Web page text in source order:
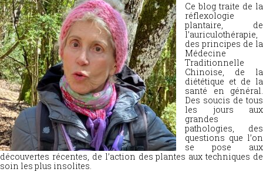
Ce blog traite de la
réflexologie
plantaire, de
l’auriculothérapie,
des principes de la
Médecine
Traditionnelle
Chinoise, de la
diététique et de la
santé en général.
Des soucis de tous
les jours aux
grandes
pathologies, des
questions que l’on
se pose aux
découvertes récentes, de l’action des plantes aux techniques de
soin les plus insolites.